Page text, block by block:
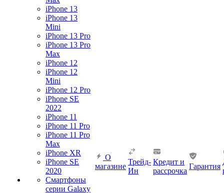
iPhone 13
iPhone 13
Mini
iPhone 13 Pro
iPhone 13 Pro
Max
iPhone 12
iPhone 12
Mini
iPhone 12 Pro
iPhone SE
2022
iPhone 11
iPhone 11 Pro
iPhone 11 Pro
Max
iPhone XR
iPhone SE
2020
Смартфоны
серии Galaxy
О
магазине
Трейд-
Ин
Кредит и
рассрочка
Гарантия